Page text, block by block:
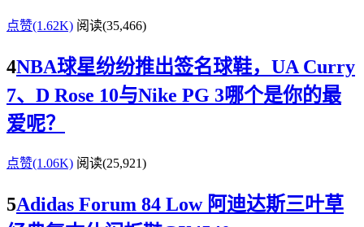
点赞(1.62K) 阅读(35,466)
4NBA球星纷纷推出签名球鞋，UA Curry
7、D Rose 10与Nike PG 3哪个是你的最
爱呢？
点赞(1.06K) 阅读(25,921)
5Adidas Forum 84 Low 阿迪达斯三叶草